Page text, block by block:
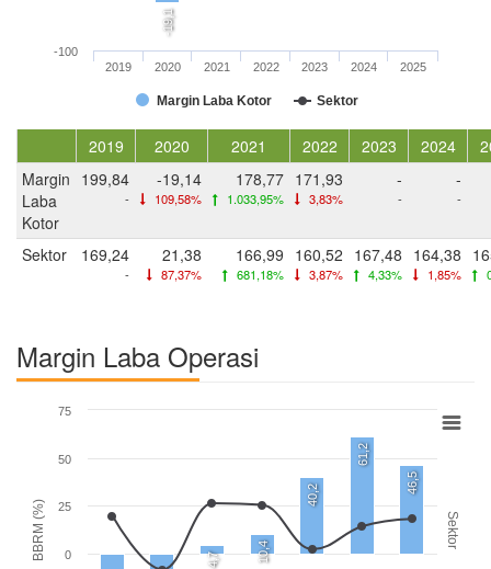
-19,1
Margin Laba Kotor Sektor
2019 2020 2021 2022 2023 2024 2025
-100
2019 2020 2021 2022 2023 2024
Margin
Laba
Kotor
199,84
-
-19,14
109,58%
178,77
1.033,95%
171,93
3,83%
-
-
-
-
Sektor 169,24
-
21,38
87,37%
166,99
681,18%
160,52
3,87%
167,48
4,33%
164,38
1,85%
Margin Laba Operasi
BBRM (%) Sektor
4,7 10,4
40,2
61,2
46,5
0
25
50
75